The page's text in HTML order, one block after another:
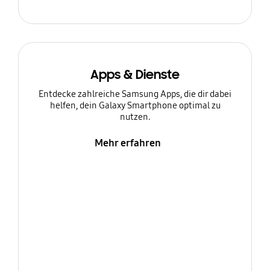
Apps & Dienste
Entdecke zahlreiche Samsung Apps, die dir dabei
helfen, dein Galaxy Smartphone optimal zu
nutzen.
Mehr erfahren